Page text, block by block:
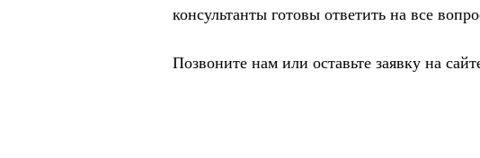
консультанты готовы ответить на все
Позвоните нам или оставьте заявку на